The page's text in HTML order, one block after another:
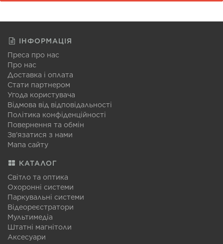
ІНФОРМАЦІЯ
Преса про нас
Про нас
Доставка і оплата
Стати партнером
Угода користувача
Відмова від відповідальності
Політика конфіденційності
Повернення та обмін
Зв'язатися з нами
Мапа сайту
КАТАЛОГ
Світло та оптика
Охоронні системи
Паркувальні системи
Відеореєстратори
Мультимедіа
Штатні магнітоли
Аксесуари